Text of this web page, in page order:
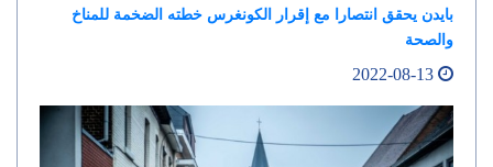
بايدن يحقق انتصارا مع إقرار الكونغرس خطته الضخمة للمناخ
والصحة